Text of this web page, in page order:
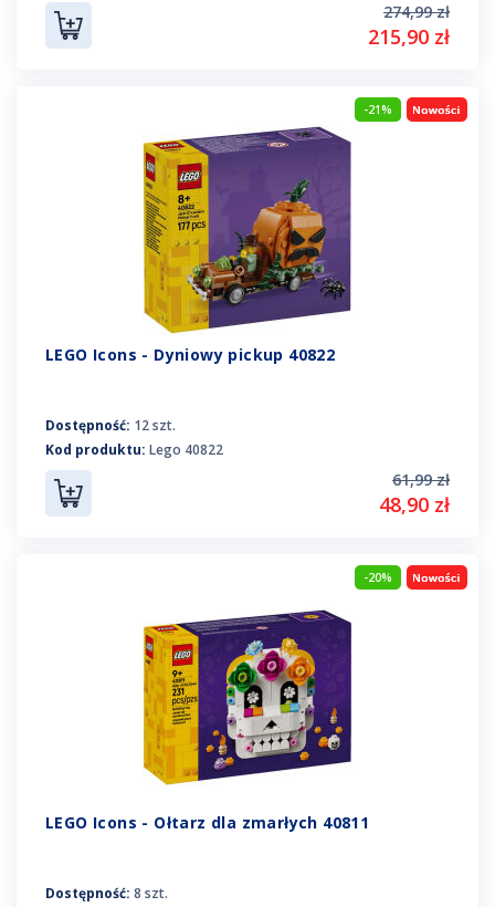
274,99 zł
215,90 zł
-21%
LEGO Icons - Dyniowy pickup 40822
Dostępność: 12 szt.
Kod produktu: Lego 40822
61,99 zł
48,90 zł
-20%
LEGO Icons - Ołtarz dla zmarłych 40811
Dostępność: 8 szt.